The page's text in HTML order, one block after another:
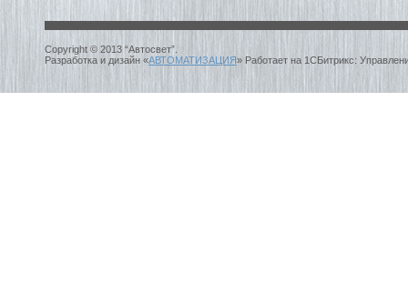
Copyright © 2013 “Автосвет”.
Разработка и дизайн «АВТОМАТИЗАЦИЯ» Работает на 1СБитрикс: